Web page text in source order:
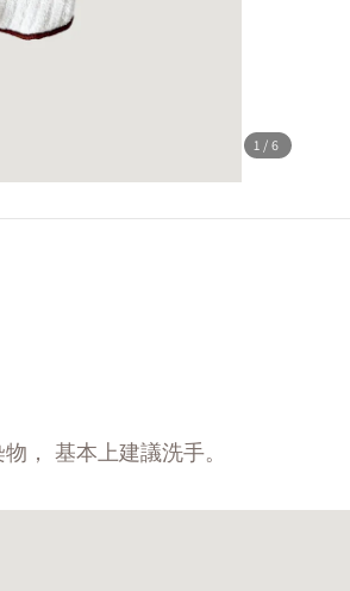
1 /6
， 基本上建議洗手。